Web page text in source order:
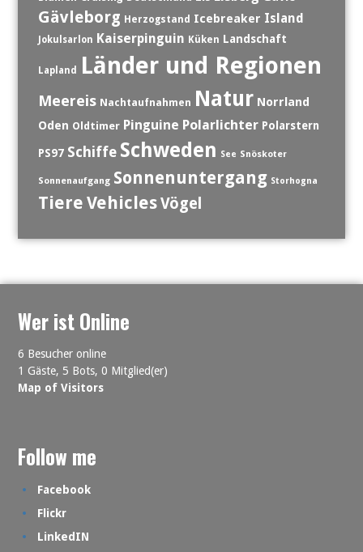
Gävleborg Herzogstand Icebreaker Island
Jokulsarlon Kaiserpinguin Küken Landschaft
Lapland Länder und Regionen
Meereis Nachtaufnahmen Natur Norrland
Oden Oldtimer Pinguine Polarlichter Polarstern
PS97 Schiffe Schweden See Snöskoter
Sonnenaufgang Sonnenuntergang Storhogna
Tiere VehiclesVögel
Wer ist Online
6 Besucher online
1 Gäste, 5 Bots, 0 Mitglied(er)
Map of Visitors
Follow me
Facebook
Flickr
LinkedIN